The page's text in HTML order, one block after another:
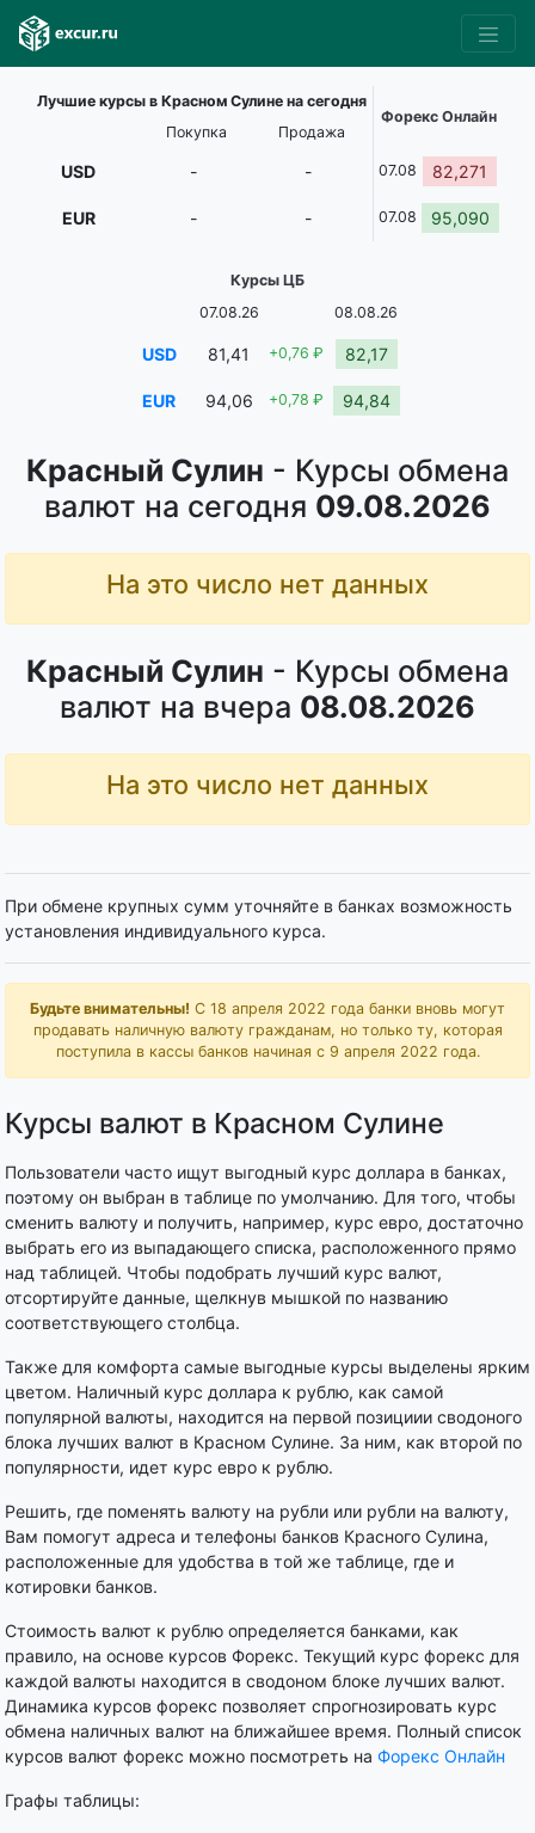
Красный Сулин - Курсы обмена
валют на сегодня 09.08.2026
На это число нет данных
Красный Сулин - Курсы обмена
валют на вчера 08.08.2026
На это число нет данных
При обмене крупных сумм уточняйте в банках возможность
установления индивидуального курса.
Будьте внимательны! С 18 апреля 2022 года банки вновь могут
продавать наличную валюту гражданам, но только ту, которая
поступила в кассы банков начиная с 9 апреля 2022 года.
Курсы валют в Красном Сулине
Пользователи часто ищут выгодный курс доллара в банках,
поэтому он выбран в таблице по умолчанию. Для того, чтобы
сменить валюту и получить, например, курс евро, достаточно
выбрать его из выпадающего списка, расположенного прямо
над таблицей. Чтобы подобрать лучший курс валют,
отсортируйте данные, щелкнув мышкой по названию
соответствующего столбца.
Также для комфорта самые выгодные курсы выделены ярким
цветом. Наличный курс доллара к рублю, как самой
популярной валюты, находится на первой позициии сводоного
блока лучших валют в Красном Сулине. За ним, как второй по
популярности, идет курс евро к рублю.
Решить, где поменять валюту на рубли или рубли на валюту,
Вам помогут адреса и телефоны банков Красного Сулина,
расположенные для удобства в той же таблице, где и
котировки банков.
Стоимость валют к рублю определяется банками, как
правило, на основе курсов Форекс. Текущий курс форекс для
каждой валюты находится в сводоном блоке лучших валют.
Динамика курсов форекс позволяет спрогнозировать курс
обмена наличных валют на ближайшее время. Полный список
курсов валют форекс можно посмотреть на Форекс Онлайн
Графы таблицы:
Лучшие курсы в Красном Сулине на сегодня
Форекс Онлайн
Покупка
Продажа
USD - - 07.08 82,271
EUR - - 07.08 95,090
Курсы ЦБ
07.08.26
08.08.26
USD 81,41 +0,76 ₽ 82,17
EUR 94,06 +0,78 ₽ 94,84